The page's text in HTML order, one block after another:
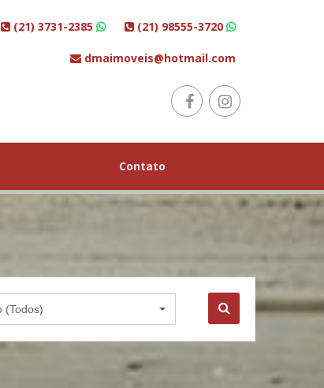
(21) 3731-2385 (21) 98555-3720
dmaimoveis@hotmail.com
Contato
(Todos)